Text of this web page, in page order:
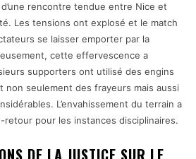
rencontre tendue entre Nice et
Les tensions ont explosé et le match
se laisser emporter par la
cette effervescence a
supporters ont utilisé des engins
non seulement des frayeurs mais aussi
L’envahissement du terrain a
retour pour les instances disciplinaires.